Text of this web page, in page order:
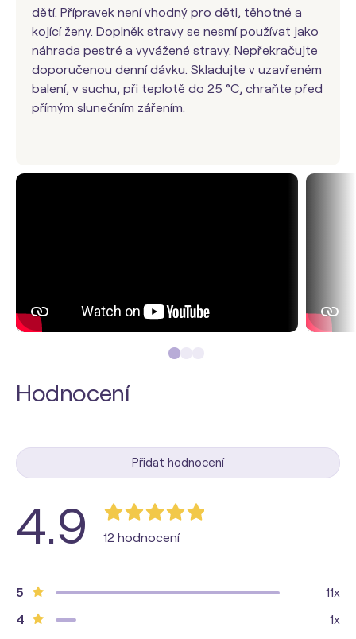
dětí. Přípravek není vhodný pro děti, těhotné a
kojící ženy. Doplněk stravy se nesmí používat jako
náhrada pestré a vyvážené stravy. Nepřekračujte
doporučenou denní dávku. Skladujte v uzavřeném
balení, v suchu, při teplotě do 25 °C, chraňte před
přímým slunečním zářením.
Hodnocení
Přidat hodnocení
4.9 12 hodnocení
5
11x
4
1x